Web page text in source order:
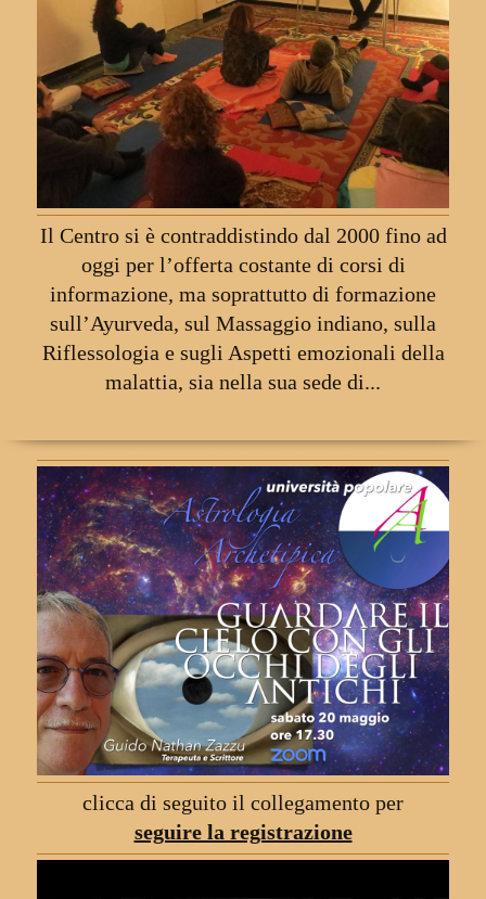
Il Centro si è contraddistindo dal 2000 fino ad
oggi per l’offerta costante di corsi di
informazione, ma soprattutto di formazione
sull’Ayurveda, sul Massaggio indiano, sulla
Riflessologia e sugli Aspetti emozionali della
malattia, sia nella sua sede di...
clicca di seguito il collegamento per
seguire la registrazione